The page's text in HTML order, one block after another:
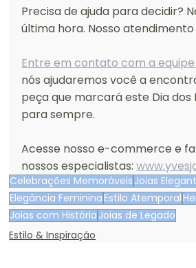
Precisa de ajuda para decidir?
última hora. Nosso
Entre em contato com a equipe
nós ajudaremos você a
peça que marcará este Dia dos
para sempre.
Acesse nosso e-commerce e
nossos especialistas:
Celebrações Memoráveis Joias
Elegância Feminina Estilo Atemporal
Joias com História Joias de Legado
Estilo & Inspiração